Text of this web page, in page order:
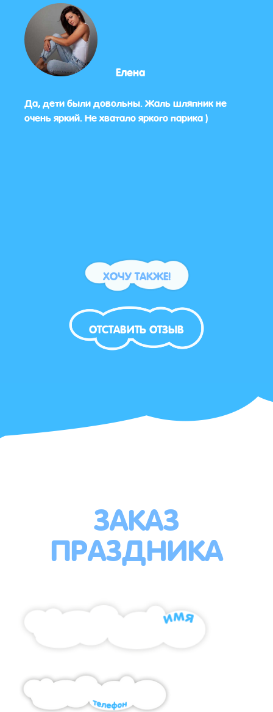
Елена
Да, дети были довольны. Жаль шляпник не
очень яркий. Не хватало яркого парика )
ХОЧУ ТАКЖЕ!
ОТСТАВИТЬ ОТЗЫВ
ЗАКАЗ
ПРАЗДНИКА